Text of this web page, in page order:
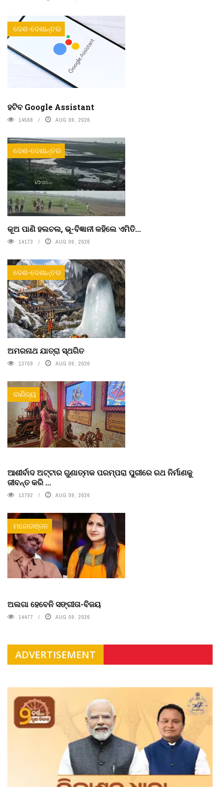
ଦେଶ-ଦେଶାନ୍ତର
ହଟିବ Google Assistant
14568 AUG 09, 2026
ଦେଶ-ଦେଶାନ୍ତର
କୂଅ ପାଣି ହଲଚଲ, ଭୂ-ବିଜ୍ଞାନୀ କହିଲେ ଏମିତି...
14173 AUG 09, 2026
ଦେଶ-ଦେଶାନ୍ତର
ଅମରନାଥ ଯାତ୍ରା ସ୍ଥଗିତ
13709 AUG 09, 2026
ବାଣିଜ୍ୟ
ଆଶୀର୍ବାଦ ଅଟ୍ଟାର ଗୁଣାତ୍ମକ ପରମ୍ପରା ପୁରୀରେ ରଥ ନିର୍ମାଣକୁ
ଜୀବନ୍ତ କରି ...
13792 AUG 09, 2026
ମନୋରଞ୍ଜନ
ଅଲଗା ହେବେନି ସଙ୍ଗୀତା-ବିଜୟ
14477 AUG 09, 2026
ADVERTISEMENT